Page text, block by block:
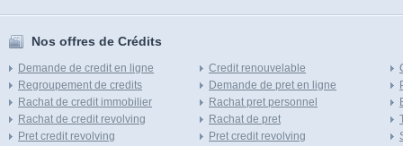
Nos offres de Crédits
Demande de credit en ligne
Regroupement de credits
Rachat de credit immobilier
Rachat de credit revolving
Pret credit revolving
Credit renouvelable
Demande de pret en ligne
Rachat pret personnel
Rachat de pret
Pret credit revolving